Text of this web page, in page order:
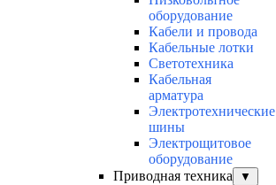
оборудование
Кабели и провода
Кабельные лотки
Светотехника
Кабельная
арматура
Электротехнические
шины
Электрощитовое
оборудование
Приводная техника
▼